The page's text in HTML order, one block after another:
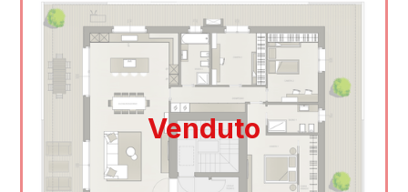
Venduto